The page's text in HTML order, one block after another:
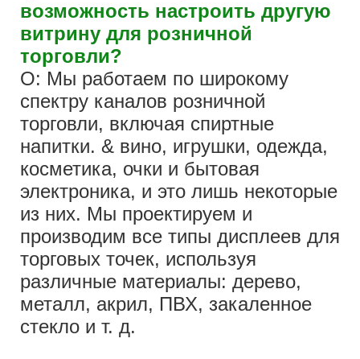
возможность настроить другую
витрину для розничной
торговли?
О: Мы работаем по широкому
спектру каналов розничной
торговли, включая спиртные
напитки. & вино, игрушки, одежда,
косметика, очки и бытовая
электроника, и это лишь некоторые
из них. Мы проектируем и
производим все типы дисплеев для
торговых точек, используя
различные материалы: дерево,
металл, акрил, ПВХ, закаленное
стекло и т. д.